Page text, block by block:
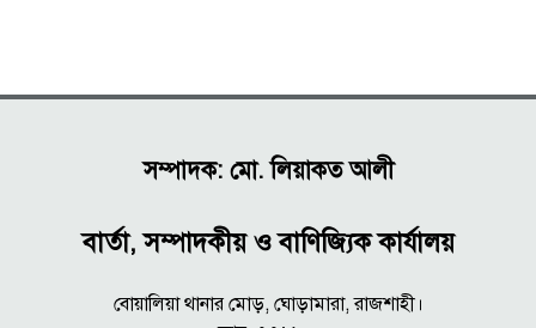
সম্পাদক: মো. লিয়াকত আলী
বার্তা, সম্পাদকীয় ও বাণিজ্যিক কার্যালয়
বোয়ালিয়া থানার মোড়, ঘোড়ামারা, রাজশাহী।